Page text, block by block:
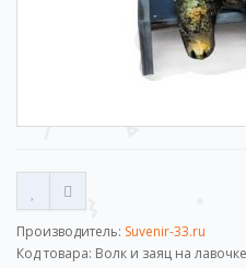
Производитель: Suvenir-33.ru
Код товара: Волк и заяц на